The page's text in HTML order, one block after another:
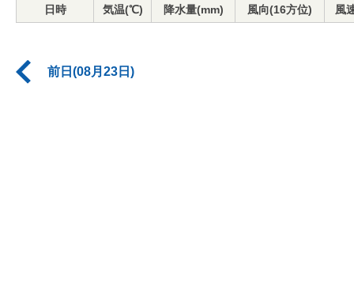
日時 気温(℃) 降水量(mm) 風向(16方位) 風
前日(08月23日)